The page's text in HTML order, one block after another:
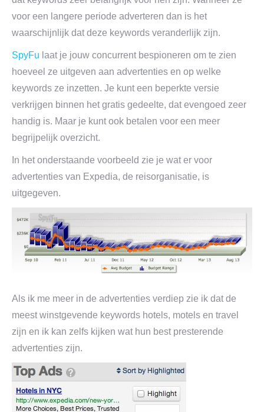
voor een langere periode adverteren dan is het
waarschijnlijk dat deze keywords veranderlijk zijn.
SpyFu laat je jouw concurrent bespioneren om te zien
hoeveel ze uitgeven aan advertenties en op welke
keywords ze inzetten. Je kunt een beperkte versie
verkrijgen binnen het gratis gedeelte, dat evengoed zeer
handig is. Maar je kunt ook betalen voor een meer
begrijpelijk overzicht.
In het onderstaande voorbeeld zie je wat er voor
advertenties van Expedia, de reisorganisatie, is
uitgegeven.
Als ik me meer in de advertenties verdiep zie ik dat de
meest winstgevende keywords hotels, motels en travel
zijn en ik kan zelfs kijken wat hun best presterende
advertenties zijn.